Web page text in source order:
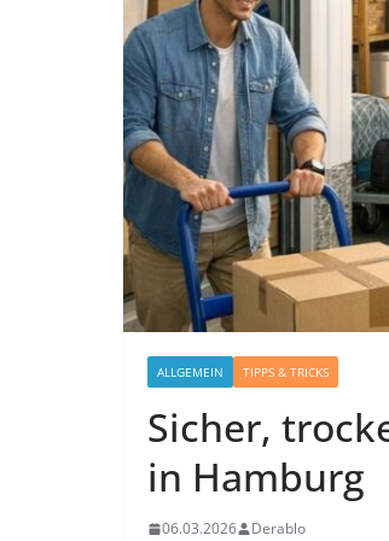
ALLGEMEIN TIPPS & TRICKS
Sicher,
in Hamburg
06.03.2026 Derablo